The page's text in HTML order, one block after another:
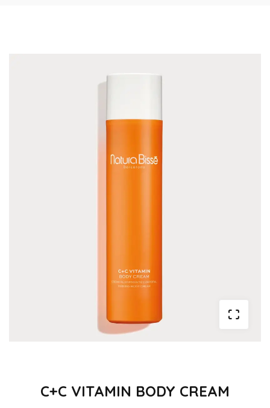
C+C VITAMIN BODY CREAM